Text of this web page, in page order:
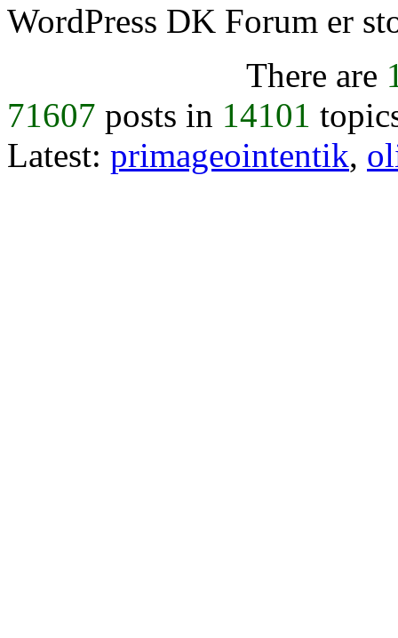
WordPress DK Forum er
There are
71607 posts in 14101
Latest: primageointentik,